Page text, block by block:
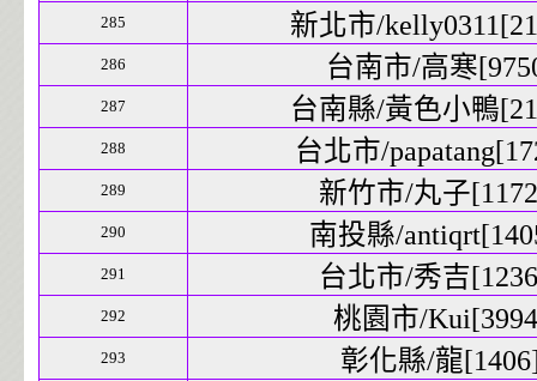
285 新北市/
286 台南市/高寒
287 台南縣/黃色小鴨
288 台北市/
289 新竹市/丸子
290 南投縣/
291 台北市/秀吉
292 桃園市/
293 彰化縣/龍